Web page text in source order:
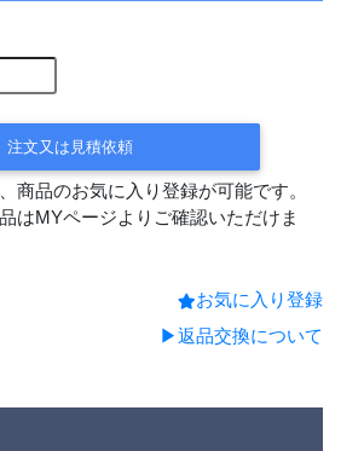
平日15時までの決済で翌営業
注文又は見積依頼
商品のお気に入り登録が可能です。
はMYページよりご確認いただけま
お気に入り登録
▶返品交換について